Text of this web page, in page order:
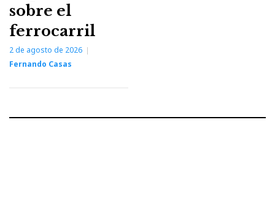
sobre el
ferrocarril
2 de agosto de 2026
Fernando Casas